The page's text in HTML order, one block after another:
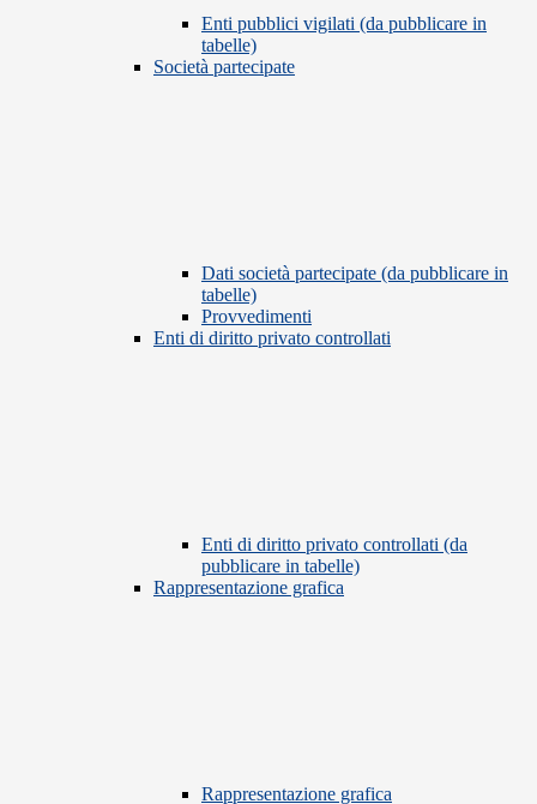
Enti pubblici vigilati (da pubblicare in
tabelle)
Società partecipate
Dati società partecipate (da pubblicare in
tabelle)
Provvedimenti
Enti di diritto privato controllati
Enti di diritto privato controllati (da
pubblicare in tabelle)
Rappresentazione grafica
Rappresentazione grafica